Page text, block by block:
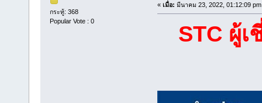
กระทู้: 368
Popular Vote : 0
« เมื่อ: มีนาคม 23, 2022, 01:12:09
STC ผู้